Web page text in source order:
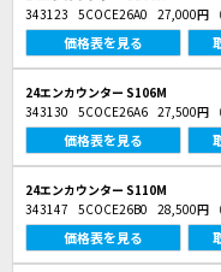
343123 5COCE26A0 27,000円
価格表を見る
24エンカウンター S106M
343130 5COCE26A6 27,500円
価格表を見る
24エンカウンター S110M
343147 5COCE26B0 28,500円
価格表を見る